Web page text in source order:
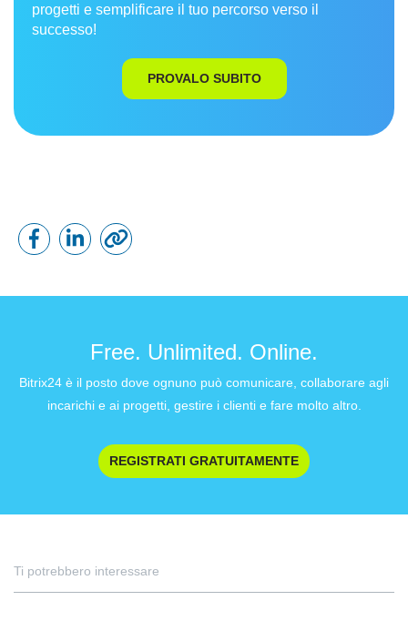
progetti e semplificare il tuo percorso verso il
successo!
PROVALO SUBITO
Free. Unlimited. Online.
Bitrix24 è il posto dove ognuno può comunicare, collaborare agli
incarichi e ai progetti, gestire i clienti e fare molto altro.
REGISTRATI GRATUITAMENTE
Ti potrebbero interessare